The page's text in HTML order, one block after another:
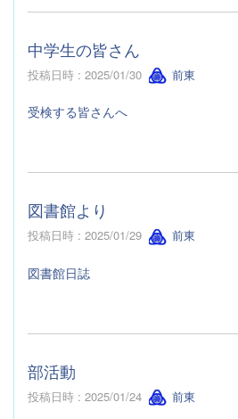
中学生の皆さん
投稿日時 : 2025/01/30 前東
受検する皆さんへ
図書館より
投稿日時 : 2025/01/29 前東
図書館日誌
部活動
投稿日時 : 2025/01/24 前東